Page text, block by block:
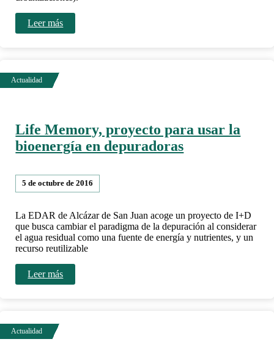
Leer más
Life Memory, proyecto para usar la
bioenergía en depuradoras
5 de octubre de 2016
La EDAR de Alcázar de San Juan acoge un proyecto de I+D
que busca cambiar el paradigma de la depuración al considerar
el agua residual como una fuente de energía y nutrientes, y un
recurso reutilizable
Leer más